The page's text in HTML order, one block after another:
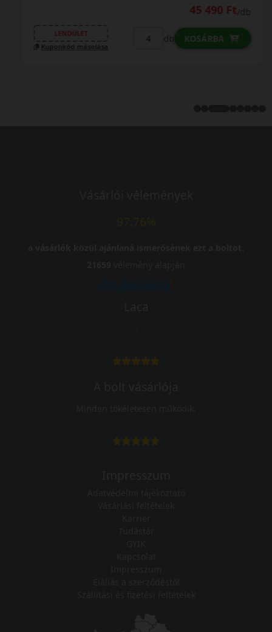
45 490 Ft/db
LENDÜLET
Kuponkód másolása
db KOSÁRBA